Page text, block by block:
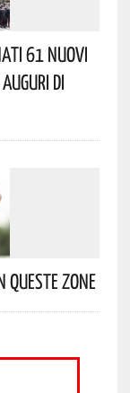
61 Nuovi
Di
Queste Zone